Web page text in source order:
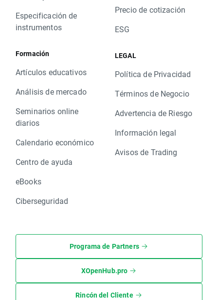
Especificación de
instrumentos
Formación
Artículos educativos
Análisis de mercado
Seminarios online
diarios
Calendario económico
Centro de ayuda
eBooks
Ciberseguridad
Precio de cotización
ESG
LEGAL
Política de Privacidad
Términos de Negocio
Advertencia de Riesgo
Información legal
Avisos de Trading
Programa de Partners
XOpenHub.pro
Rincón del Cliente